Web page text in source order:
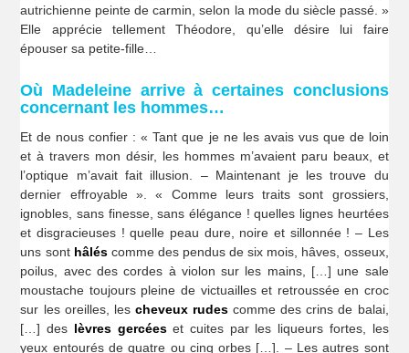
autrichienne peinte de carmin, selon la mode du siècle passé. »
Elle apprécie tellement Théodore, qu’elle désire lui faire
épouser sa petite-fille…
Où Madeleine arrive à certaines conclusions
concernant les hommes…
Et de nous confier : « Tant que je ne les avais vus que de loin
et à travers mon désir, les hommes m’avaient paru beaux, et
l’optique m’avait fait illusion. – Maintenant je les trouve du
dernier effroyable ». « Comme leurs traits sont grossiers,
ignobles, sans finesse, sans élégance ! quelles lignes heurtées
et disgracieuses ! quelle peau dure, noire et sillonnée ! – Les
uns sont hâléscomme des pendus de six mois, hâves, osseux,
poilus, avec des cordes à violon sur les mains, […] une sale
moustache toujours pleine de victuailles et retroussée en croc
sur les oreilles, les cheveux rudes comme des crins de balai,
[…] des lèvres gercéeset cuites par les liqueurs fortes, les
yeux entourés de quatre ou cinq orbes […]. – Les autres sont